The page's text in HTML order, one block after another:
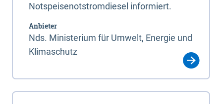
Notspeisenotstromdiesel informiert.
Anbieter
Nds. Ministerium für Umwelt, Energie und
Klimaschutz